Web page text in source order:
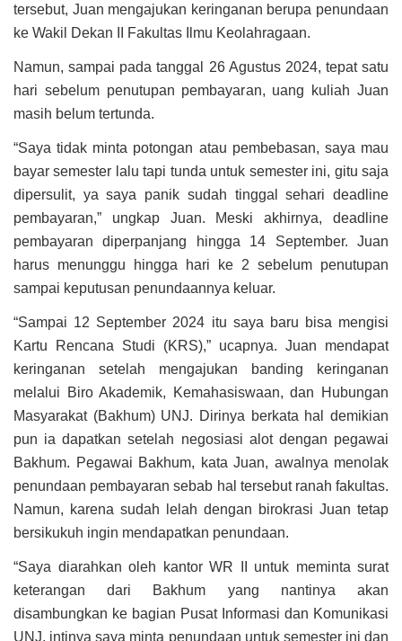
tersebut, Juan mengajukan keringanan berupa penundaan
ke Wakil Dekan II Fakultas Ilmu Keolahragaan.
Namun, sampai pada tanggal 26 Agustus 2024, tepat satu
hari sebelum penutupan pembayaran, uang kuliah Juan
masih belum tertunda.
“Saya tidak minta potongan atau pembebasan, saya mau
bayar semester lalu tapi tunda untuk semester ini, gitu saja
dipersulit, ya saya panik sudah tinggal sehari deadline
pembayaran,” ungkap Juan. Meski akhirnya, deadline
pembayaran diperpanjang hingga 14 September. Juan
harus menunggu hingga hari ke 2 sebelum penutupan
sampai keputusan penundaannya keluar.
“Sampai 12 September 2024 itu saya baru bisa mengisi
Kartu Rencana Studi (KRS),” ucapnya. Juan mendapat
keringanan setelah mengajukan banding keringanan
melalui Biro Akademik, Kemahasiswaan, dan Hubungan
Masyarakat (Bakhum) UNJ. Dirinya berkata hal demikian
pun ia dapatkan setelah negosiasi alot dengan pegawai
Bakhum. Pegawai Bakhum, kata Juan, awalnya menolak
penundaan pembayaran sebab hal tersebut ranah fakultas.
Namun, karena sudah lelah dengan birokrasi Juan tetap
bersikukuh ingin mendapatkan penundaan.
“Saya diarahkan oleh kantor WR II untuk meminta surat
keterangan dari Bakhum yang nantinya akan
disambungkan ke bagian Pusat Informasi dan Komunikasi
UNJ, intinya saya minta penundaan untuk semester ini dan